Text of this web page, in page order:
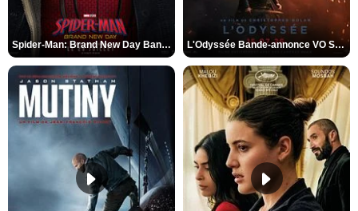
Spider-Man: Brand New Day Bande-annonce VO STFR L'Odyssée Bande-annonce VO STFR